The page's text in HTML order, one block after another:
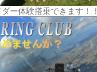
ー体験搭乗できます！！